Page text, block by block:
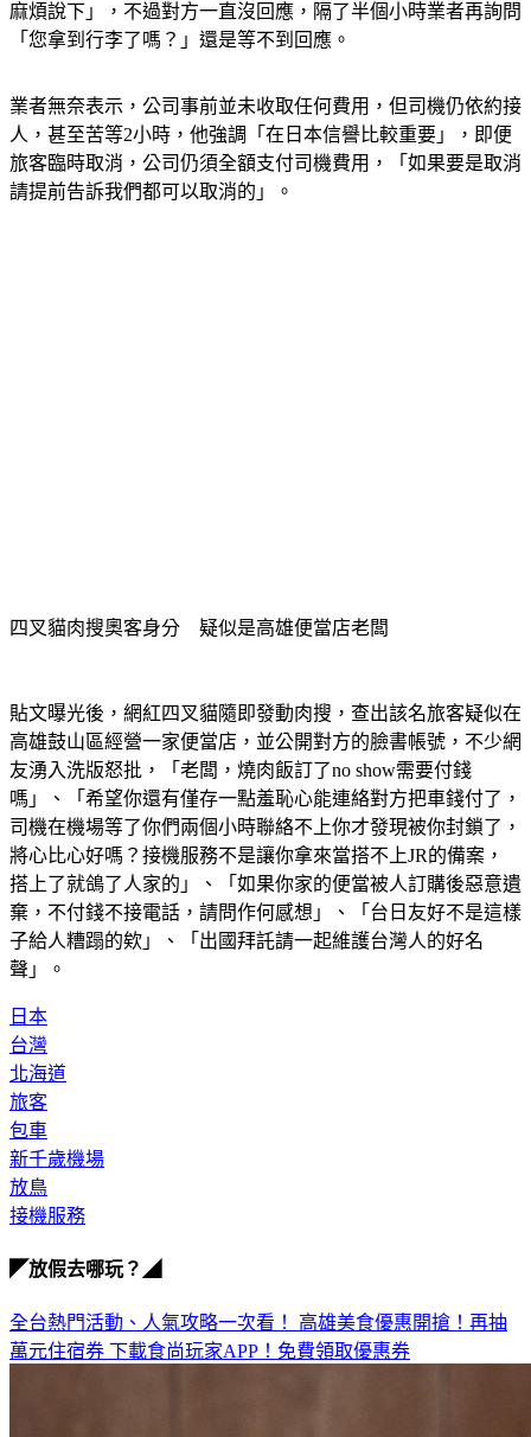
麻煩說下」，不過對方一直沒回應，隔了半個小時業者再詢問
「您拿到行李了嗎？」還是等不到回應。
業者無奈表示，公司事前並未收取任何費用，但司機仍依約接
人，甚至苦等2小時，他強調「在日本信譽比較重要」，即便
旅客臨時取消，公司仍須全額支付司機費用，「如果要是取消
請提前告訴我們都可以取消的」。
四叉貓肉搜奧客身分　疑似是高雄便當店老闆
貼文曝光後，網紅四叉貓隨即發動肉搜，查出該名旅客疑似在
高雄鼓山區經營一家便當店，並公開對方的臉書帳號，不少網
友湧入洗版怒批，「老闆，燒肉飯訂了no show需要付錢
嗎」、「希望你還有僅存一點羞恥心能連絡對方把車錢付了，
司機在機場等了你們兩個小時聯絡不上你才發現被你封鎖了，
將心比心好嗎？接機服務不是讓你拿來當搭不上JR的備案，
搭上了就鴿了人家的」、「如果你家的便當被人訂購後惡意遺
棄，不付錢不接電話，請問作何感想」、「台日友好不是這樣
子給人糟蹋的欸」、「出國拜託請一起維護台灣人的好名
聲」。
日本
台灣
北海道
旅客
包車
新千歲機場
放鳥
接機服務
◤放假去哪玩？◢
全台熱門活動、人氣攻略一次看！ 高雄美食優惠開搶！再抽
萬元住宿券 下載食尚玩家APP！免費領取優惠券